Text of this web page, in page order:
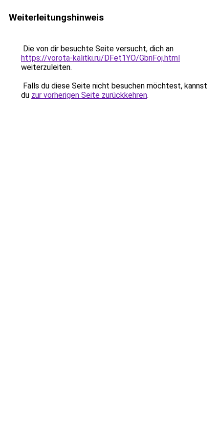
Weiterleitungshinweis
Die von dir besuchte Seite versucht, dich an
https://vorota-kalitki.ru/DFet1YO/GbriFoj.html
weiterzuleiten.
Falls du diese Seite nicht besuchen möchtest, kannst
du zur vorherigen Seite zurückkehren.